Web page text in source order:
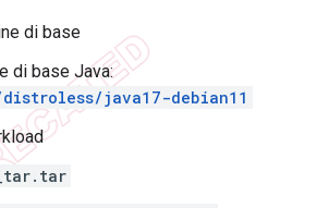
di base
di base Java:
java17-debian11